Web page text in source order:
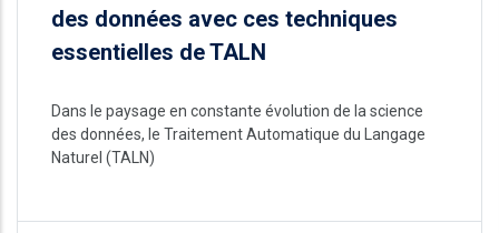
des données avec ces techniques
essentielles de TALN
Dans le paysage en constante évolution de la science
des données, le Traitement Automatique du Langage
Naturel (TALN)